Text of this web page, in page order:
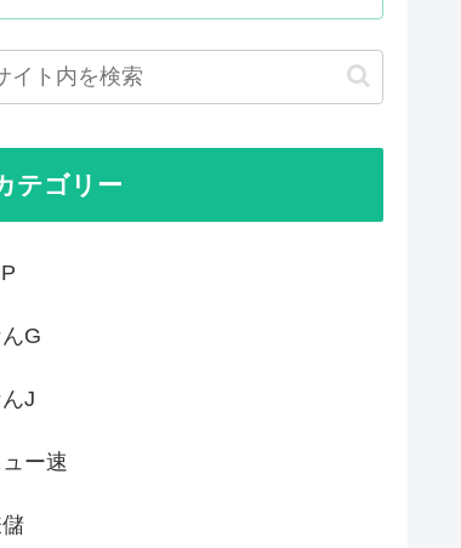
備エラーを見てくだ...
の顔面ライトアップシ...
んて…！」海外のアニ...
テゴリー
G
J
ー速